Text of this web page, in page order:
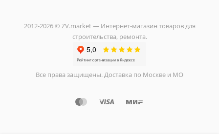
2012-2026 © ZV.market — Интернет-магазин товаров для
строительства, ремонта.
Все права защищены. Доставка по Москве и МО